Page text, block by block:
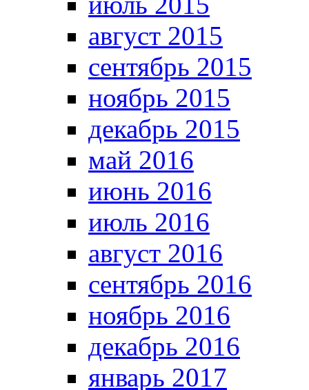
август 2015
сентябрь 2015
ноябрь 2015
декабрь 2015
май 2016
июнь 2016
июль 2016
август 2016
сентябрь 2016
ноябрь 2016
декабрь 2016
январь 2017